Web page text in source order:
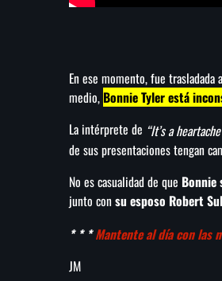
En ese momento, fue
medio, Bonnie Tyler está
La intérprete de “It’s a
de sus presentaciones tengan
No es casualidad de que Bonnie
junto con su esposo Robert
* * *Mantente al día con las
JM